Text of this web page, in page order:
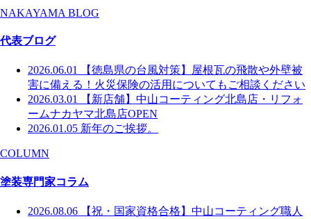
NAKAYAMA BLOG
代表ブログ
2026.06.01
【徳島県の台風対策】屋根瓦の飛散や外壁被
害に備える！火災保険の活用についてもご相談ください
2026.03.01
【新店舗】中山コーティング北島店・リフォ
ームナカヤマ北島店OPEN
2026.01.05 新年のご挨拶。
COLUMN
塗装専門家コラム
2026.08.06
【祝・国家資格合格】中山コーティング職人